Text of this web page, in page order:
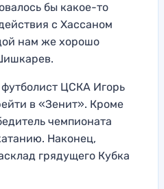
бы какое-то
с Хассаном
нам же хорошо
ЦСКА Игорь
в «Зенит». Кроме
чемпионата
Наконец,
грядущего Кубка